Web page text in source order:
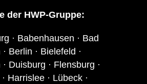
der HWP-Gruppe:
· Babenhausen · Bad
Berlin · Bielefeld ·
Duisburg · Flensburg ·
Harrislee · Lübeck ·